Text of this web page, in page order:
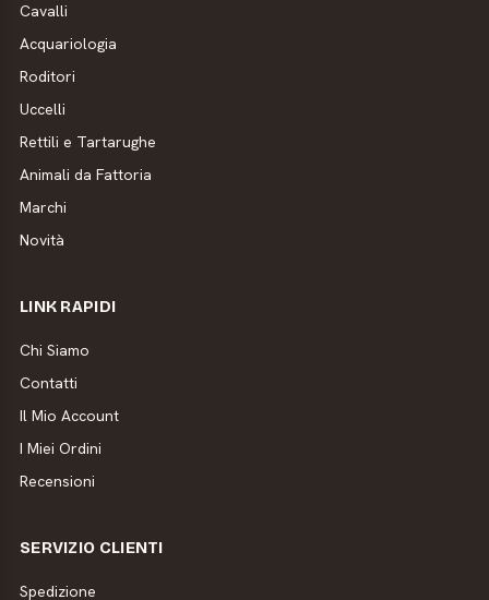
Cavalli
Acquariologia
Roditori
Uccelli
Rettili e Tartarughe
Animali da Fattoria
Marchi
Novità
LINK RAPIDI
Chi Siamo
Contatti
Il Mio Account
I Miei Ordini
Recensioni
SERVIZIO CLIENTI
Spedizione